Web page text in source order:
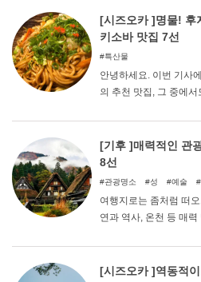
사이 지역에서 인연과
곳을 소개한다.
[시즈오카 ]명물! 후
키소바 맛집 7선
특산물
안녕하세요. 이번 기사
의 추천 맛집, 그 중에
점에 대해 4곳 정도 소
는 B급 음식으로 자리
맛도 더해져 많은 사람
잡았다. 후지노미야의
[기후 ]매력적인 관
8선
관광명소 성 예술
여행지로는 좀처럼 떠
연과 역사, 온천 등 매
다. 이번에는 그런 기
[시즈오카 ]역동적